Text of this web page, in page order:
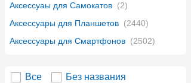
Аксессуаы для Самокатов (2)
Аксессуары для Планшетов (2440)
Аксессуары для Смартфонов (2502)
Все
Без названия